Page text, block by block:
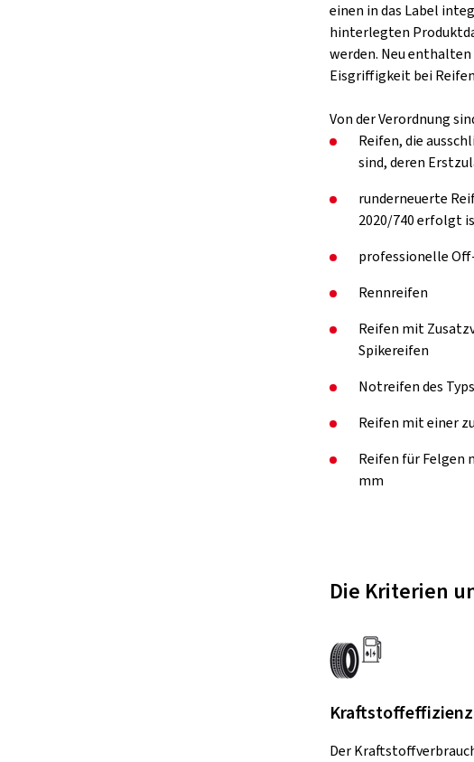
einen in das Label
hinterlegten
werden. Neu
Eisgriffigkeit bei
Von der Verordnung
Reifen, die
sind, deren
runderneuerte
2020/740 erfolgt
professionelle
Rennreifen
Reifen mit
Spikereifen
Notreifen des
Reifen mit einer
Reifen für Felgen
mm
Die Kriterien
Kraftstoffeffizienz
Der